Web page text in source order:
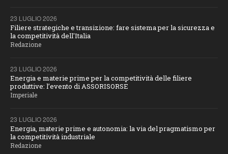
23 LUGLIO 2026
Filiere strategiche e transizione: fare sistema per la sicurezza e
la competitività dell'Italia
Redazione
23 LUGLIO 2026
Energia e materie prime per la competitività delle filiere
produttive: l’evento di ASSORISORSE
Imperiale
23 LUGLIO 2026
Energia, materie prime e autonomia: la via del pragmatismo per
la competitività industriale
Redazione